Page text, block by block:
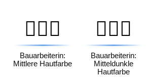
👷🏽‍♀️
Bauarbeiterin:
Mittlere Hautfarbe
👷🏾‍♀️
Bauarbeiterin:
Mitteldunkle
Hautfarbe